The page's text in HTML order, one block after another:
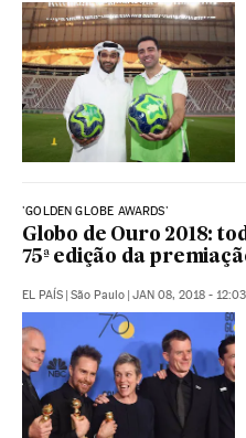
'GOLDEN GLOBE AWARDS'
Globo de Ouro 2018:
75ª edição da
EL PAÍS | São Paulo | JAN 08, 2018 - 12:03